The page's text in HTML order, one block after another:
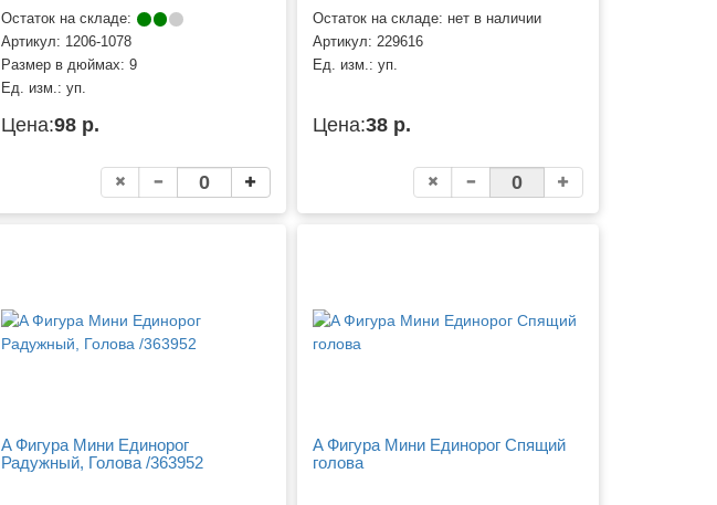
Остаток на складе:
Артикул: 1206-1078
Размер в дюймах: 9
Ед. изм.: уп.
Цена:98 р.
Остаток на складе: нет в наличии
Артикул:229616
Ед. изм.:уп.
Цена:38 р.
A Фигура Мини Единорог
Радужный, Голова /363952
A Фигура Мини Единорог Спящий
голова